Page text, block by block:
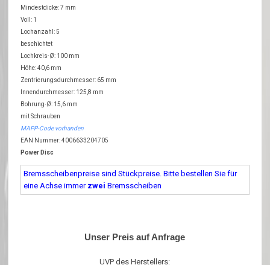
Mindestdicke: 7 mm
Voll: 1
Lochanzahl: 5
beschichtet
Lochkreis-Ø: 100 mm
Höhe: 40,6 mm
Zentrierungsdurchmesser: 65 mm
Innendurchmesser: 125,8 mm
Bohrung-Ø: 15,6 mm
mit Schrauben
MAPP-Code vorhanden
EAN Nummer: 4006633204705
Power Disc
Bremsscheibenpreise sind Stückpreise. Bitte bestellen Sie für
eine Achse immer zwei Bremsscheiben
Unser Preis auf Anfrage
UVP des Herstellers: